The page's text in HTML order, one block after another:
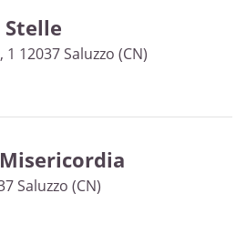
12037 Saluzzo (CN)
Saluzzo (CN)